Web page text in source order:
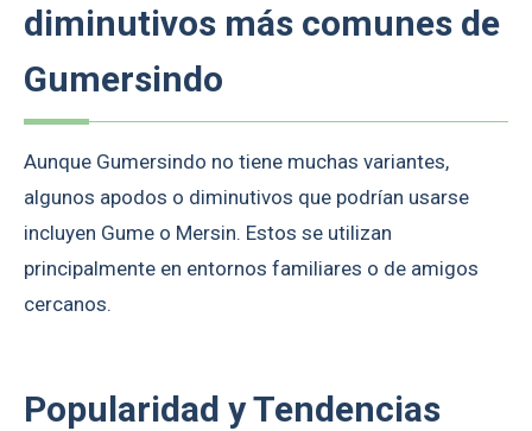
diminutivos más comunes de
Gumersindo
Aunque Gumersindo no tiene muchas variantes,
algunos apodos o diminutivos que podrían usarse
incluyen Gume o Mersin. Estos se utilizan
principalmente en entornos familiares o de amigos
cercanos.
Popularidad y Tendencias